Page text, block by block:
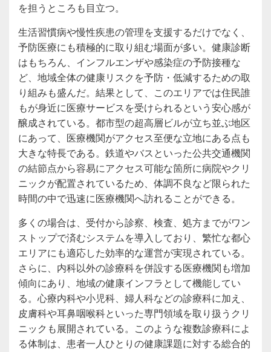
を担うところも目立つ。
生活習慣病や慢性疾患の管理を支援するだけでなく、
予防医療にも積極的に取り組む場面が多い。健康診断
はもちろん、インフルエンザや感染症の予防接種な
ど、地域全体の健康リスクを予防・低減するための取
り組みも盛んだ。結果として、このエリアでは住民誰
もが身近に医療サービスを受けられるという安心感が
醸成されている。都市型の超高層ビルが立ち並ぶ地区
にあって、医療機関がアクセス至便な立地にある点も
大きな特長である。鉄道やバスといった公共交通機関
の結節点から容易にアクセス可能な箇所に病院やクリ
ニックが配置されているため、体調不良など限られた
時間の中で迅速に医療機関へ訪れることができる。
多くの場合は、受付から診察、検査、処方までがワン
ストップで済むシステムを導入しており、繁忙な都心
エリアにも適応した効率的な運営が実現されている。
さらに、内科以外の診療科を併設する医療機関も増加
傾向にあり、地域の健康インフラとして機能してい
る。心療内科や小児科、婦人科などの診療科に加え、
皮膚科や耳鼻咽喉科といった専門領域を取り扱うクリ
ニックも展開されている。このような複数診療科によ
る体制は、患者一人ひとりの健康課題に対する総合的